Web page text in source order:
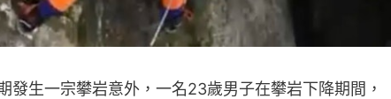
發生一宗攀岩意外，一名23歲男子在攀岩下降期間，